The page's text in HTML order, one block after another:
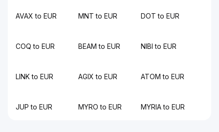
AVAX to EUR MNT to EUR DOT to EUR
COQ to EUR BEAM to EUR NIBI to EUR
LINK to EUR AGIX to EUR ATOM to EUR
JUP to EUR MYRO to EUR MYRIA to EUR